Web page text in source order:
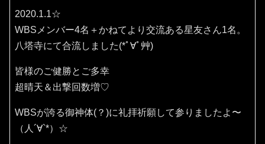
2020.1.1☆
WBSメンバー4名＋かねてより交流ある星友さん1名。
八塔寺にて合流しました(*ﾟ∀ﾟ艸)
皆様のご健勝とご多幸
超晴天＆出撃回数増♡
WBSが誇る御神体(？)に礼拝祈願して参りましたよ〜
（人´∀`*）☆